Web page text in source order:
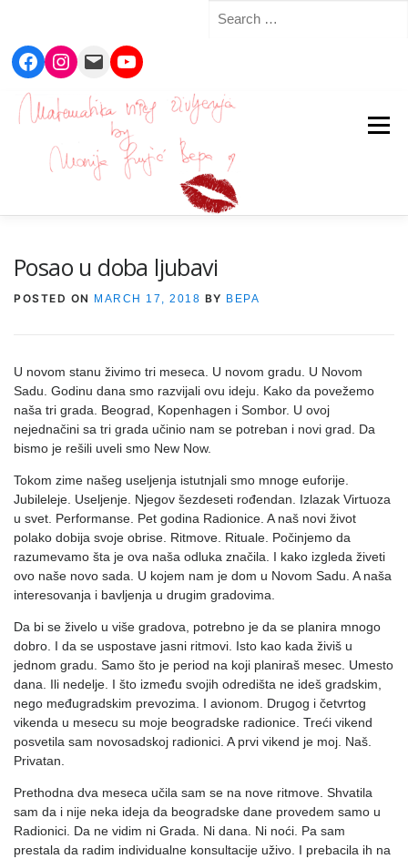
for:
Facebook Instagram Mail YouTube
Skip
Menu
Posao u doba ljubavi
POSTED ON MARCH 17, 2018 BY BEPA
U novom stanu živimo tri meseca. U novom gradu. U Novom
Sadu. Godinu dana smo razvijali ovu ideju. Kako da povežemo
naša tri grada. Beograd, Kopenhagen i Sombor. U ovoj
nejednačini sa tri grada učinio nam se potreban i novi grad. Da
bismo je rešili uveli smo New Now.
Tokom zime našeg useljenja istutnjali smo mnoge euforije.
Jubileleje. Useljenje. Njegov šezdeseti rođendan. Izlazak Virtuoza
u svet. Performanse. Pet godina Radionice. A naš novi život
polako dobija svoje obrise. Ritmove. Rituale. Počinjemo da
razumevamo šta je ova naša odluka značila. I kako izgleda živeti
ovo naše novo sada. U kojem nam je dom u Novom Sadu. A naša
interesovanja i bavljenja u drugim gradovima.
Da bi se živelo u više gradova, potrebno je da se planira mnogo
dobro. I da se uspostave jasni ritmovi. Isto kao kada živiš u
jednom gradu. Samo što je period na koji planiraš mesec. Umesto
dana. Ili nedelje. I što između svojih odredišta ne ideš gradskim,
nego međugradskim prevozima. I avionom. Drugog i četvrtog
vikenda u mesecu su moje beogradske radionice. Treći vikend
posvetila sam novosadskoj radionici. A prvi vikend je moj. Naš.
Privatan.
Prethodna dva meseca učila sam se na nove ritmove. Shvatila
sam da i nije neka ideja da beogradske dane provedem samo u
Radionici. Da ne vidim ni Grada. Ni dana. Ni noći. Pa sam
prestala da radim individualne konsultacije uživo. I prebacila ih na